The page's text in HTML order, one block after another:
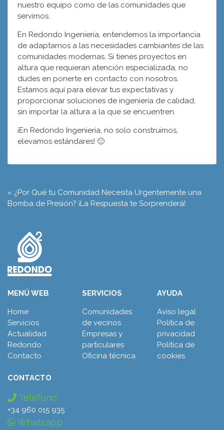
nuestro equipo como de las comunidades que
servimos.
En Redondo Ingeniería, entendemos la importancia
de adaptarnos a las necesidades cambiantes de las
comunidades modernas. Si tienes proyectos en
altura que requieran atención especializada, no
dudes en ponerte en contacto con nosotros.
Estamos aquí para elevar tus expectativas y
proporcionar soluciones de ingeniería de calidad,
sin importar la altura a la que se encuentren.
¡En Redondo Ingeniería, no solo construimos,
elevamos estándares! 🙂
« ¿Por Qué tu Comunidad Necesita Urgentemente una
Bomba de Presión? ¡La Respuesta te Sorprenderá!
MENÚ WEB
Home
Servicios
Actualidad
Redondo
Contacto
SERVICIOS
Comunidades
de vecinos
Empresas y
particulares
Oficina técnica
AYUDA
Aviso legal
Política de
privacidad
Política de
cookies
CONTACTO
Teléfono
+34 960 015 935
Whatsapp